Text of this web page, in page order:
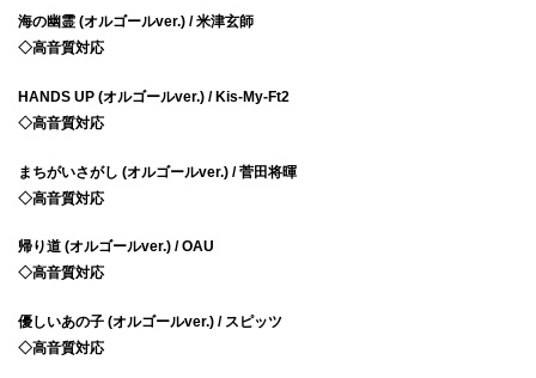
海の幽霊 (オルゴールver.) / 米津玄師
◇高音質対応
HANDS UP (オルゴールver.) / Kis-My-Ft2
◇高音質対応
まちがいさがし (オルゴールver.) / 菅田将暉
◇高音質対応
帰り道 (オルゴールver.) / OAU
◇高音質対応
優しいあの子 (オルゴールver.) / スピッツ
◇高音質対応